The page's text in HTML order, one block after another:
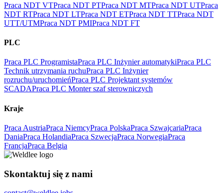
Praca NDT VTPraca NDT PTPraca NDT MTPraca NDT UTPraca
NDT RTPraca NDT LTPraca NDT ETPraca NDT TTPraca NDT
UTT/UTMPraca NDT PMIPraca NDT FT
PLC
Praca PLC ProgramistaPraca PLC Inżynier automatykiPraca PLC
Technik utrzymania ruchuPraca PLC Inżynier
rozruchu/uruchomieńPraca PLC Projektant systemów
SCADAPraca PLC Monter szaf sterowniczych
Kraje
Praca AustriaPraca NiemcyPraca PolskaPraca SzwajcariaPraca
DaniaPraca HolandiaPraca SzwecjaPraca NorwegiaPraca
FrancjaPraca Belgia
Skontaktuj się z nami